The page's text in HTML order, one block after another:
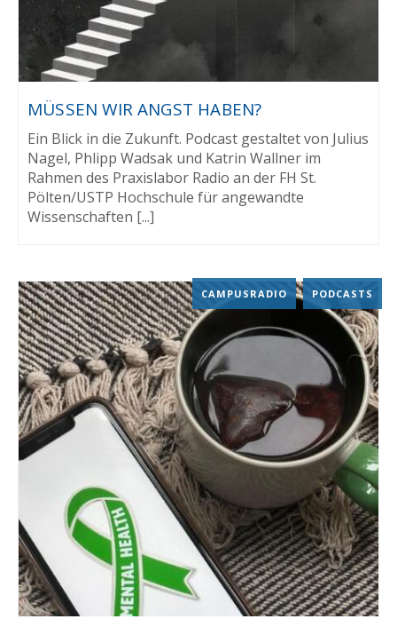
MÜSSEN WIR ANGST HABEN?
Ein Blick in die Zukunft. Podcast gestaltet von Julius
Nagel, Phlipp Wadsak und Katrin Wallner im
Rahmen des Praxislabor Radio an der FH St.
Pölten/USTP Hochschule für angewandte
Wissenschaften [...]
CAMPUSRADIO , PODCASTS